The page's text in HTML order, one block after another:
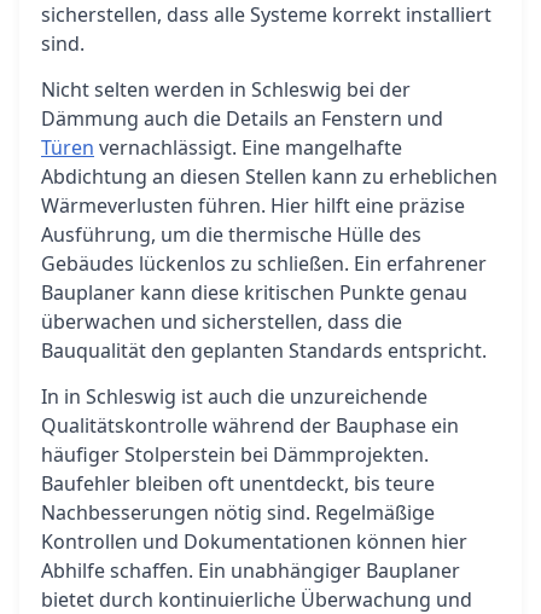
sicherstellen, dass alle Systeme korrekt installiert
sind.
Nicht selten werden in Schleswig bei der
Dämmung auch die Details an Fenstern und
Türen vernachlässigt. Eine mangelhafte
Abdichtung an diesen Stellen kann zu erheblichen
Wärmeverlusten führen. Hier hilft eine präzise
Ausführung, um die thermische Hülle des
Gebäudes lückenlos zu schließen. Ein erfahrener
Bauplaner kann diese kritischen Punkte genau
überwachen und sicherstellen, dass die
Bauqualität den geplanten Standards entspricht.
In in Schleswig ist auch die unzureichende
Qualitätskontrolle während der Bauphase ein
häufiger Stolperstein bei Dämmprojekten.
Baufehler bleiben oft unentdeckt, bis teure
Nachbesserungen nötig sind. Regelmäßige
Kontrollen und Dokumentationen können hier
Abhilfe schaffen. Ein unabhängiger Bauplaner
bietet durch kontinuierliche Überwachung und